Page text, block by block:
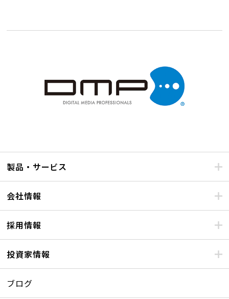
製品・サービス
会社情報
採用情報
投資家情報
ブログ